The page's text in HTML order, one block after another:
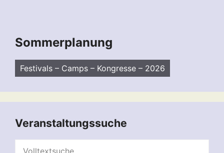
Sommerplanung
Festivals – Camps – Kongresse – 2026
Veranstaltungssuche